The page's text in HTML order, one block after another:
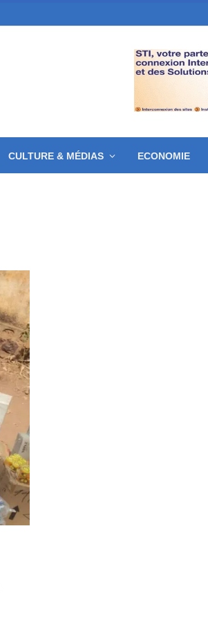
CULTURE & MÉDIAS ECONOMIE